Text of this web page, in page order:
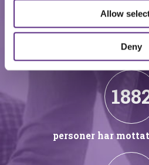
Allow
Deny
400
tusen kroner til
personer har